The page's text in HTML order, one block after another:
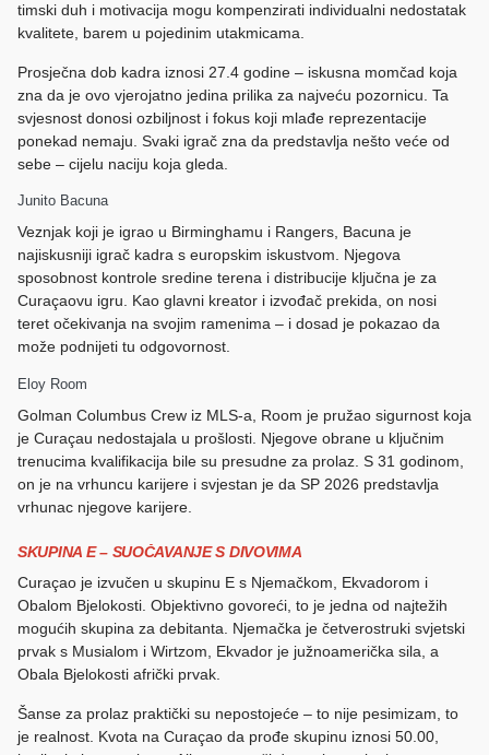
timski duh i motivacija mogu kompenzirati individualni nedostatak
kvalitete, barem u pojedinim utakmicama.
Prosječna dob kadra iznosi 27.4 godine – iskusna momčad koja
zna da je ovo vjerojatno jedina prilika za najveću pozornicu. Ta
svjesnost donosi ozbiljnost i fokus koji mlađe reprezentacije
ponekad nemaju. Svaki igrač zna da predstavlja nešto veće od
sebe – cijelu naciju koja gleda.
Junito Bacuna
Veznjak koji je igrao u Birminghamu i Rangers, Bacuna je
najiskusniji igrač kadra s europskim iskustvom. Njegova
sposobnost kontrole sredine terena i distribucije ključna je za
Curaçaovu igru. Kao glavni kreator i izvođač prekida, on nosi
teret očekivanja na svojim ramenima – i dosad je pokazao da
može podnijeti tu odgovornost.
Eloy Room
Golman Columbus Crew iz MLS-a, Room je pružao sigurnost koja
je Curaçau nedostajala u prošlosti. Njegove obrane u ključnim
trenucima kvalifikacija bile su presudne za prolaz. S 31 godinom,
on je na vrhuncu karijere i svjestan je da SP 2026 predstavlja
vrhunac njegove karijere.
SKUPINA E – SUOČAVANJE S DIVOVIMA
Curaçao je izvučen u skupinu E s Njemačkom, Ekvadorom i
Obalom Bjelokosti. Objektivno govoreći, to je jedna od najtežih
mogućih skupina za debitanta. Njemačka je četverostruki svjetski
prvak s Musialom i Wirtzom, Ekvador je južnoamerička sila, a
Obala Bjelokosti afrički prvak.
Šanse za prolaz praktički su nepostojeće – to nije pesimizam, to
je realnost. Kvota na Curaçao da prođe skupinu iznosi 50.00,